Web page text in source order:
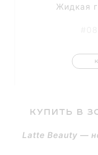
Жидкая
КУПИТЬ В
Latte Beauty —